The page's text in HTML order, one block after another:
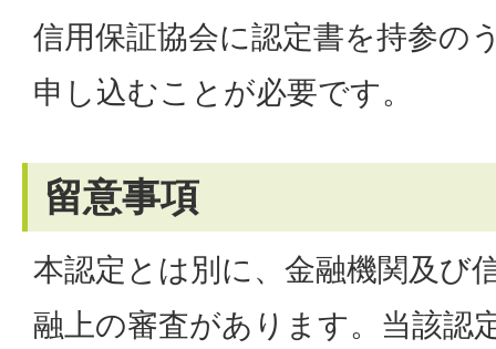
信用保証協会に認定書を持参の
申し込むことが必要です。
留意事項
本認定とは別に、金融機関及び
融上の審査があります。当該認